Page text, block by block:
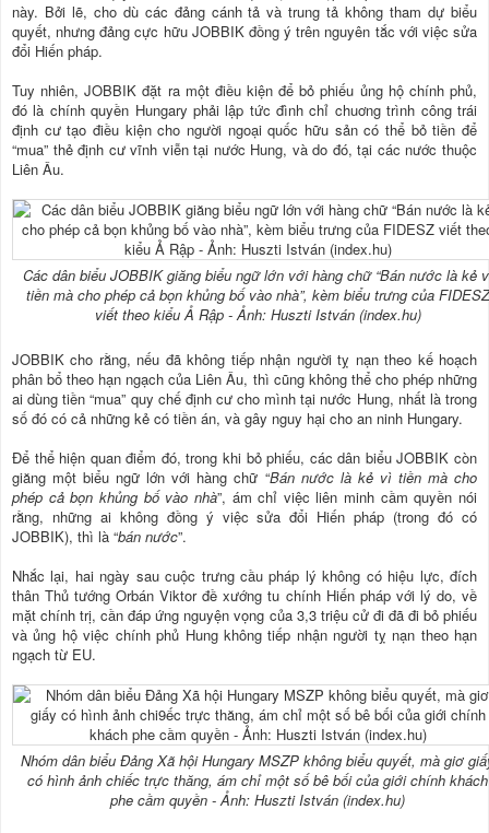
này. Bởi lẽ, cho dù các đảng cánh tả và trung tả không tham dự biểu
quyết, nhưng đảng cực hữu JOBBIK đồng ý trên nguyên tắc với việc sửa
đổi Hiến pháp.
Tuy nhiên, JOBBIK đặt ra một điều kiện để bỏ phiếu ủng hộ chính phủ,
đó là chính quyền Hungary phải lập tức đình chỉ chuơng trình công trái
định cư tạo điều kiện cho người ngoại quốc hữu sản có thể bỏ tiền để
“mua” thẻ định cư vĩnh viễn tại nước Hung, và do đó, tại các nước thuộc
Liên Âu.
Các dân biểu JOBBIK giăng biểu ngữ lớn với hàng chữ “Bán nước là kẻ
tiền mà cho phép cả bọn khủng bố vào nhà”, kèm biểu trưng của FIDESZ
viết theo kiểu Ả Rập - Ảnh: Huszti István (index.hu)
JOBBIK cho rằng, nếu đã không tiếp nhận người tỵ nạn theo kế hoạch
phân bổ theo hạn ngạch của Liên Âu, thì cũng không thể cho phép những
ai dùng tiền “mua” quy chế định cư cho mình tại nước Hung, nhất là trong
số đó có cả những kẻ có tiền án, và gây nguy hại cho an ninh Hungary.
Để thể hiện quan điểm đó, trong khi bỏ phiếu, các dân biểu JOBBIK còn
giăng một biểu ngữ lớn với hàng chữ “Bán nước là kẻ vì tiền màcho
phép cả bọn khủng bố vào nhà”, ám chỉ việc liên minh cầm quyền nói
rằng, những ai không đồng ý việc sửa đổi Hiến pháp (trong đó có
JOBBIK), thì là “bán nước”.
Nhắc lại, hai ngày sau cuộc trưng cầu pháp lý không có hiệu lực, đích
thân Thủ tướng Orbán Viktor đề xướng tu chính Hiến pháp với lý do, về
mặt chính trị, cần đáp ứng nguyện vọng của 3,3 triệu cử đi đã đi bỏ phiếu
và ủng hộ việc chính phủ Hung không tiếp nhận người tỵ nạn theo hạn
ngạch từ EU.
Nhóm dân biểu Đảng Xã hội Hungary MSZP không biểu quyết, mà giơ
có hình ảnh chiếc trực thăng, ám chỉ một số bê bối của giới chính khách
phe cầm quyền - Ảnh: Huszti István (index.hu)